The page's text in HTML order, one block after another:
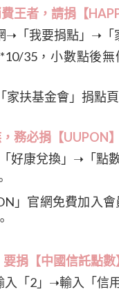
王者，請捐【
➝「我要捐點」➝「
35，小數點後
扶基金會」捐點
務必捐【UUPON】
好康兌換」➝「點
」官網免費加入
捐【中國信託點數
入「2」➝輸入「